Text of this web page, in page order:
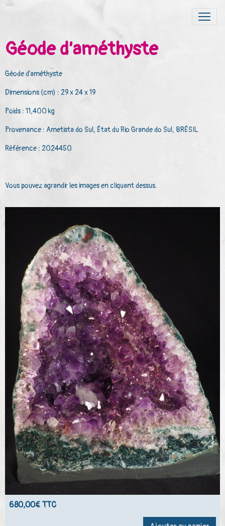
Géode d’améthyste
Géode d’améthyste
Dimensions (cm) : 29 x 24 x 19
Poids : 11,400 kg
Provenance : Ametista do Sul, État du Rio Grande do Sul, BRÉSIL
Référence : 2024450
Vous pouvez agrandir les images en cliquant dessus.
680,00€ TTC